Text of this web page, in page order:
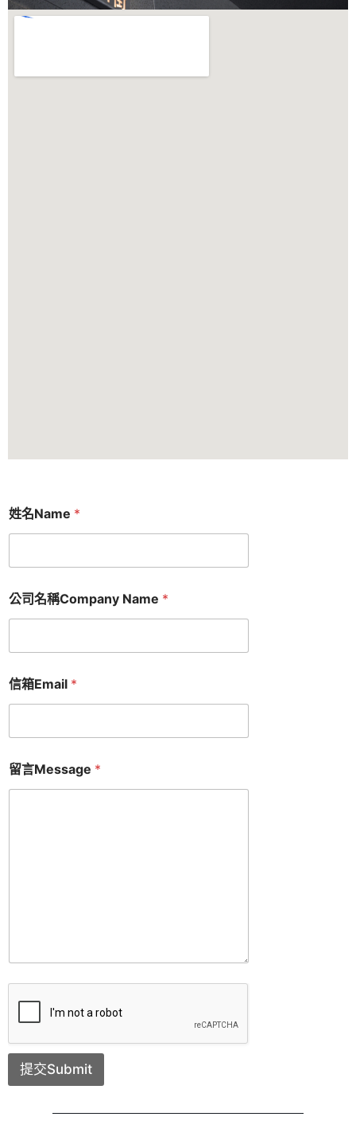
姓名Name *
公司名稱Company Name *
信箱Email *
留言Message *
提交Submit